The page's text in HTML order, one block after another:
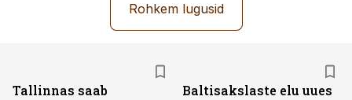
Rohkem lugusid
Tallinnas saab
Baltisakslaste elu uues